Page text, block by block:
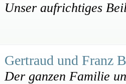
Unser aufrichtiges
Gertraud und Franz
Der ganzen Familie